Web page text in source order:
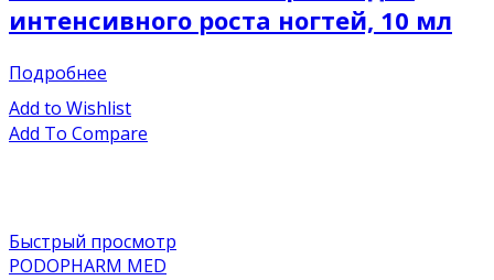
интенсивного роста ногтей, 10 мл
Подробнее
Add to Wishlist
Add To Compare
Быстрый просмотр
PODOPHARM MED